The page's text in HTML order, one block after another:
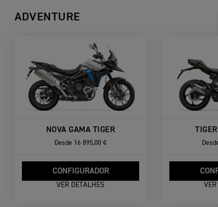
ADVENTURE
NOVA GAMA TIGER
Desde 16 895,00 €
CONFIGURADOR
VER DETALHES